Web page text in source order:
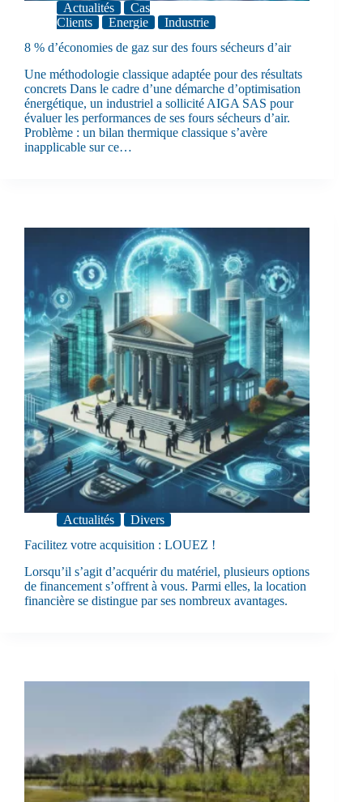
Actualités
Cas
Clients
Energie
Industrie
8 % d’économies de gaz sur des fours sécheurs d’air
Une méthodologie classique adaptée pour des résultats
concrets Dans le cadre d’une démarche d’optimisation
énergétique, un industriel a sollicité AIGA SAS pour
évaluer les performances de ses fours sécheurs d’air.
Problème : un bilan thermique classique s’avère
inapplicable sur ce…
Actualités
Divers
Facilitez votre acquisition : LOUEZ !
Lorsqu’il s’agit d’acquérir du matériel, plusieurs options
de financement s’offrent à vous. Parmi elles, la location
financière se distingue par ses nombreux avantages.